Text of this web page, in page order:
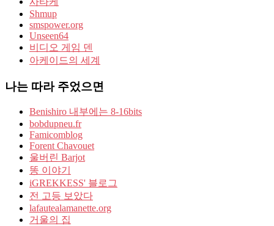
Shmup
smspower.org
Unseen64
비디오 게임 덴
아케이드의 세계
나는 따라 주었으면
Benishiro 내부에는 8-16bits
bobdupneu.fr
Famicomblog
Forent Chavouet
울버린 Barjot
똥 이야기
iGREKKESS' 블로그
전 고등 보았다
lafautealamanette.org
거울의 집